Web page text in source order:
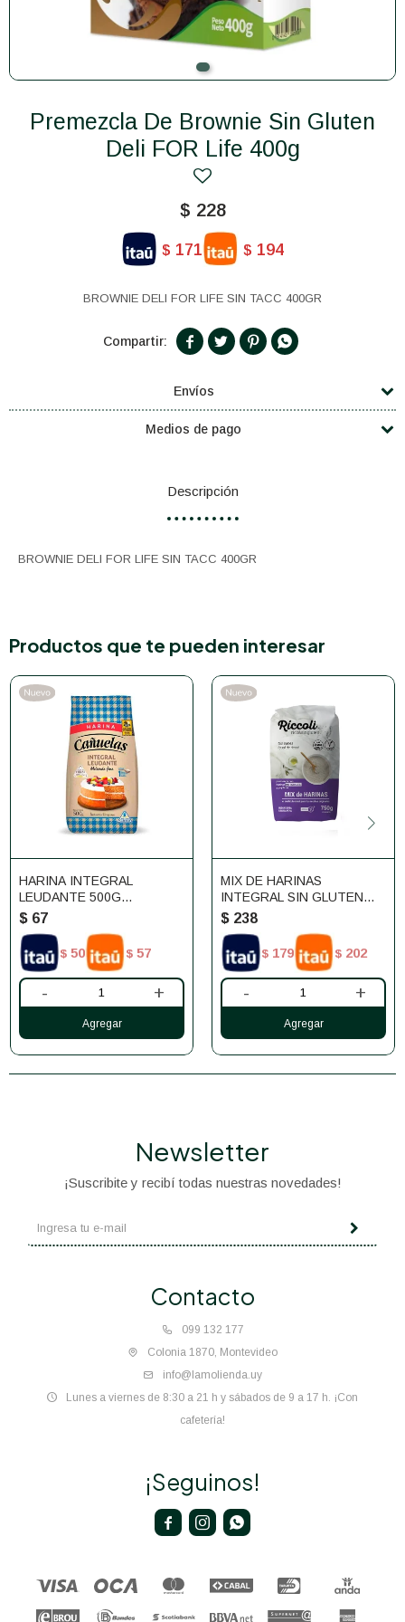
Premezcla De Brownie Sin Gluten
Deli FOR Life 400g
$ 228
$ 171 $ 194
BROWNIE DELI FOR LIFE SIN TACC 400GR
   
Envíos
Medios de pago
Descripción
BROWNIE DELI FOR LIFE SIN TACC 400GR
Productos que te pueden interesar
HARINA INTEGRAL
LEUDANTE 500G
CAÑUELAS
$ 67
$ 50 $ 57
- +
MIX DE HARINAS
INTEGRAL SIN GLUTEN
RICCOLI
$ 238
$ 179 $ 202
- +
Contacto
099 132 177
Colonia 1870, Montevideo
info@lamolienda.uy
Lunes a viernes de 8:30 a 21 h y sábados de 9 a 17 h. ¡Con
cafetería!
Newsletter
¡Suscribite y recibí todas nuestras novedades!
¡Seguinos!
  